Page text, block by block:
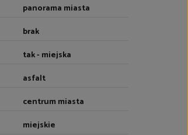
panorama miasta
brak
tak - miejska
asfalt
centrum miasta
miejskie